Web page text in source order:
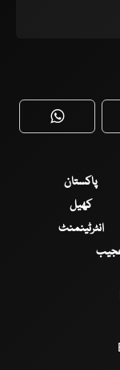
WhatsApp
پاکستان
کھیل
انٹرٹینمنٹ